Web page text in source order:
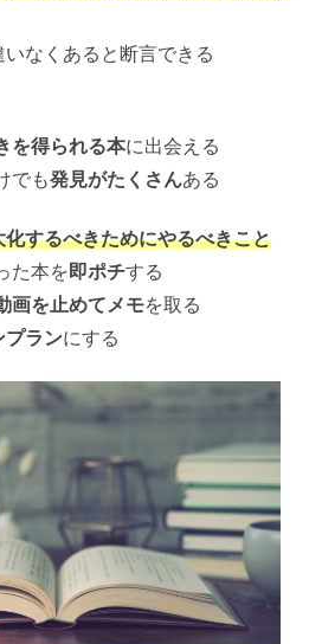
なくあると断言できる
を得られる本に出会える
でも発見がたくさんある
するべきためにやるべきこと
た本を即ポチする
画を止めてメモを取る
プランにする